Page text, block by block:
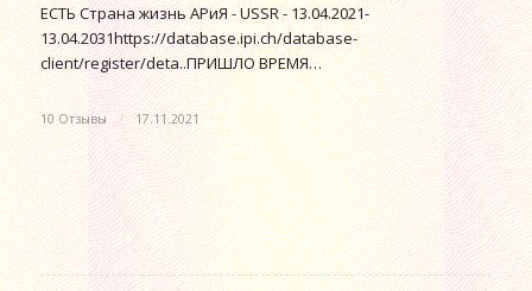
ЕСТЬ Страна жизнь АРиЯ - USSR - 13.04.2021-
13.04.2031https://database.ipi.ch/database-
client/register/deta..ПРИШЛО ВРЕМЯ…
10 Отзывы / 17.11.2021